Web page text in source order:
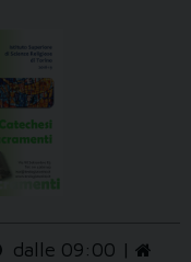
dalle 09:00 |